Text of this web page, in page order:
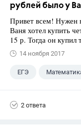
рублей было у
Привет всем! Нужен
Ваня хотел купить
15 р. Тогда он купил
14 ноября 2017
ЕГЭ
2 ответа